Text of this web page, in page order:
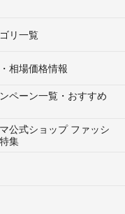
リ一覧
相場価格情報
ペーン一覧・おすすめ
公式ショップ ファッシ
集